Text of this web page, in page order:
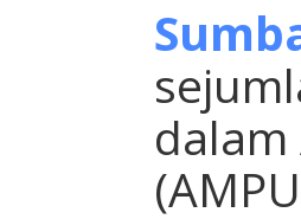
dalam